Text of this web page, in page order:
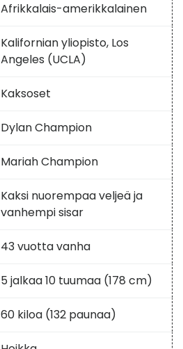
Afrikkalais-amerikkalainen
Kalifornian yliopisto, Los
Angeles (UCLA)
Kaksoset
Dylan Champion
Mariah Champion
Kaksi nuorempaa veljeä ja
vanhempi sisar
43 vuotta vanha
5 jalkaa 10 tuumaa (178 cm)
60 kiloa (132 paunaa)